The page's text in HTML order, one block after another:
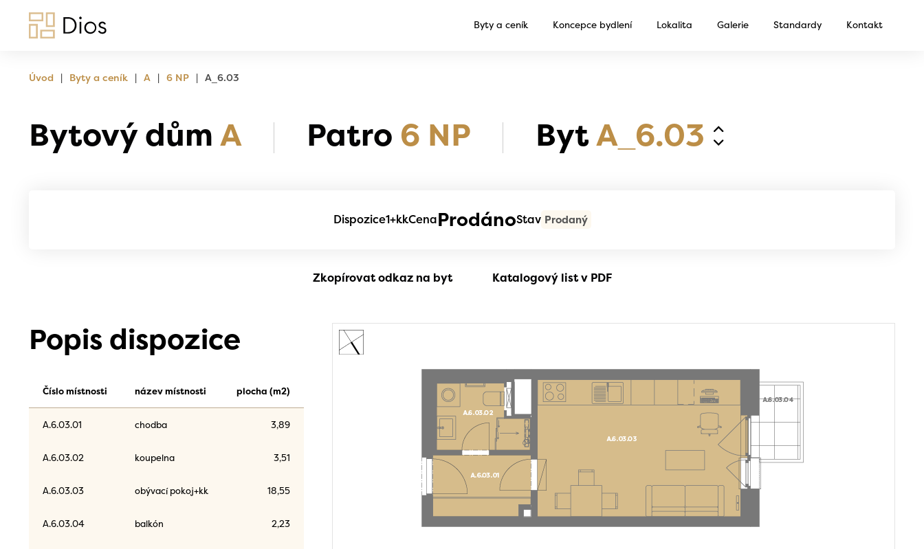
Byty a ceník Koncepce bydlení Lokalita Galerie Standardy Kontakt
Úvod | Byty a ceník | A | 6 NP | A_6.03
Bytový důmA Patro 6 NP BytA_6.03
Dispozice1+kkCenaProdánoStav Prodaný
Zkopírovat odkaz na byt Katalogový list v PDF
Popis dispozice
Číslo místnosti název místnosti plocha (m2)
A.6.03.01 chodba 3,89
A.6.03.02 koupelna 3,51
A.6.03.03 obývací pokoj+kk 18,55
A.6.03.04 balkón 2,23